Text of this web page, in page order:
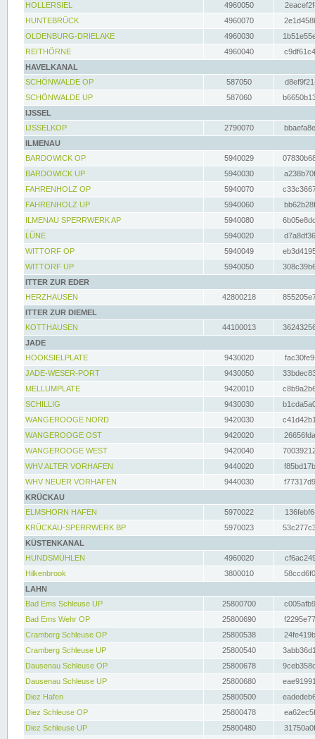
HOLLERSIEL
4960050
HUNTEBRÜCK
4960070
OLDENBURG-DRIELAKE
4960030
REITHÖRNE
4960040
HAVELKANAL
SCHÖNWALDE OP
587050
SCHÖNWALDE UP
587060
IJSSEL
IJSSELKOP
2790070
ILMENAU
BARDOWICK OP
5940029
BARDOWICK UP
5940030
FAHRENHOLZ OP
5940070
FAHRENHOLZ UP
5940060
ILMENAU SPERRWERK AP
5940080
LÜNE
5940020
WITTORF OP
5940049
WITTORF UP
5940050
ITTER ZUR EDER
HERZHAUSEN
42800218
ITTER ZUR DIEMEL
KOTTHAUSEN
44100013
JADE
HOOKSIELPLATE
9430020
JADE-WESER-PORT
9430050
MELLUMPLATE
9420010
SCHILLIG
9430030
WANGEROOGE NORD
9420030
WANGEROOGE OST
9420020
WANGEROOGE WEST
9420040
WHV ALTER VORHAFEN
9440020
WHV NEUER VORHAFEN
9440030
KRÜCKAU
ELMSHORN HAFEN
5970022
KRÜCKAU-SPERRWERK BP
5970023
KÜSTENKANAL
HUNDSMÜHLEN
4960020
Hilkenbrook
3800010
LAHN
Bad Ems Schleuse UP
25800700
Bad Ems Wehr OP
25800690
Cramberg Schleuse OP
25800538
Cramberg Schleuse UP
25800540
Dausenau Schleuse OP
25800678
Dausenau Schleuse UP
25800680
Diez Hafen
25800500
Diez Schleuse OP
25800478
Diez Schleuse UP
25800480